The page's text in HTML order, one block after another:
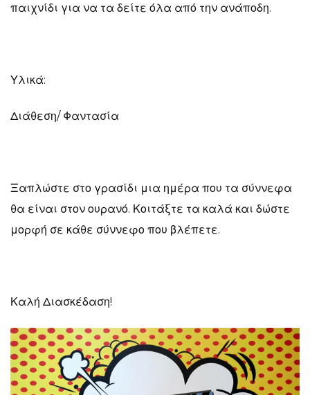
παιχνίδι για να τα δείτε όλα από την ανάποδη.
Υλικά:
Διάθεση/ Φαντασία
Ξαπλώστε στο γρασίδι μια ημέρα που τα σύννεφα
θα είναι στον ουρανό. Κοιτάξτε τα καλά και δώστε
μορφή σε κάθε σύννεφο που βλέπετε.
Καλή Διασκέδαση!